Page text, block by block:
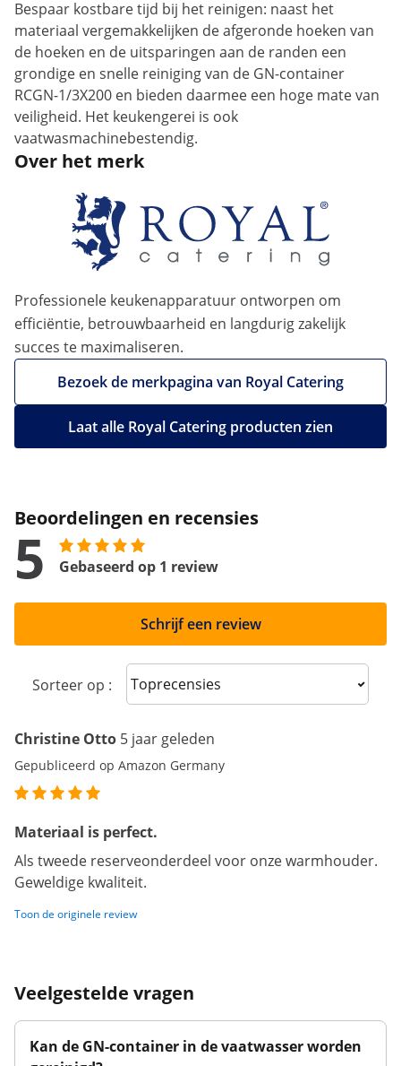
Bespaar kostbare tijd bij het reinigen: naast het
materiaal vergemakkelijken de afgeronde hoeken van
de hoeken en de uitsparingen aan de randen een
grondige en snelle reiniging van de GN-container
RCGN-1/3X200 en bieden daarmee een hoge mate van
veiligheid. Het keukengerei is ook
vaatwasmachinebestendig.
Over het merk
Professionele keukenapparatuur ontworpen om
efficiëntie, betrouwbaarheid en langdurig zakelijk
succes te maximaliseren.
Bezoek de merkpagina van Royal Catering
Laat alle Royal Catering producten zien
Beoordelingen en recensies
5 Gebaseerd op 1 review
Schrijf een review
Sorteer op : Sort reviews
Christine Otto 5 jaar geleden
Gepubliceerd op Amazon Germany
Materiaal is perfect.
Als tweede reserveonderdeel voor onze warmhouder.
Geweldige kwaliteit.
Toon de originele review
Veelgestelde vragen
Kan de GN-container in de vaatwasser worden